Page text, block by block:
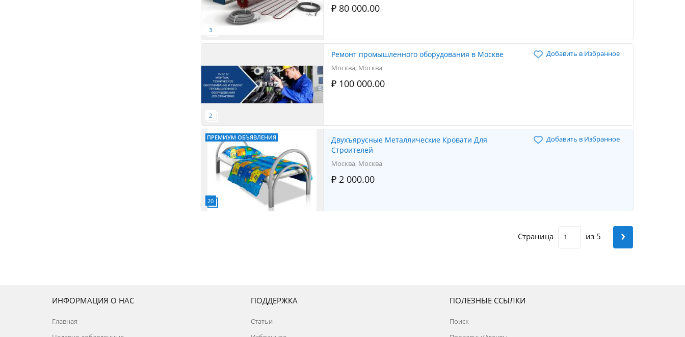
₽ 80 000.00
Добавить в Избранное
Ремонт промышленного оборудования в Москве
Москва, Москва
₽ 100 000.00
Добавить в Избранное
ПРЕМИУМ ОБЪЯВЛЕНИЯ
Двухъярусные Металлические Кровати Для
Строителей
Москва, Москва
₽ 2 000.00
Страница из 5 ›
ИНФОРМАЦИЯ О НАС
Главная
ПОДДЕРЖКА
Статьи
ПОЛЕЗНЫЕ ССЫЛКИ
Поиск